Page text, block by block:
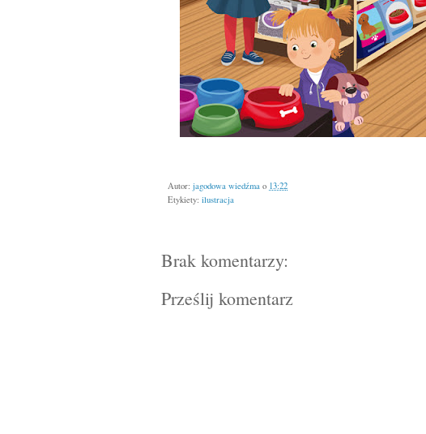
Autor: jagodowa wiedźma o 13:22
Etykiety: ilustracja
Brak komentarzy:
Prześlij komentarz